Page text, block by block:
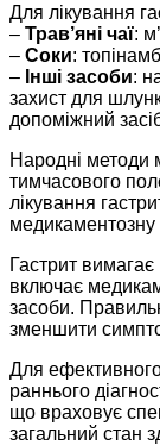
Для лікування
– Трав’яні чаї:
– Соки:
– Інші засоби:
захист для
допоміжний
Народні методи
тимчасового
лікування
медикаментозну
Гастрит
включає
засоби.
зменшити
Для
раннього
що враховує
загальний стан